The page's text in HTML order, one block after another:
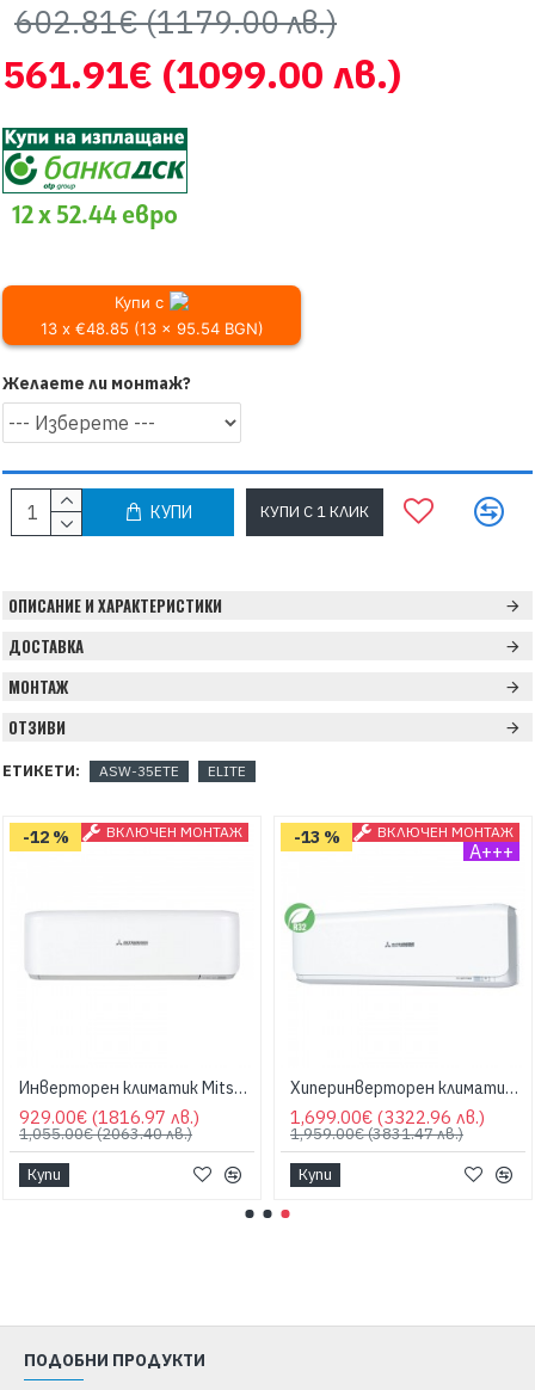
561.91€ (1099.00 лв.)
602.81€(1179.00 лв.)
Желаете ли монтаж?
КУПИ КУПИ С 1 КЛИК
12 x 52.44 евро
Купи с
13 x €48.85 (13 x 95.54 BGN)
ОПИСАНИЕ И ХАРАКТЕРИСТИКИ
ДОСТАВКА
МОНТАЖ
ОТЗИВИ
ЕТИКЕТИ: ASW-35ETE ELITE
ВКЛЮЧЕН МОНТАЖ
-12 %
Инверторен климатик Mitsubishi Heavy SRK20ZS-W/SRC20ZS-W PREMIUM, 7000 BTU, Клас A+++
929.00€ (1816.97 лв.)
1,055.00€(2063.40 лв.)
Купи
ВКЛЮЧЕН МОНТАЖ
A+++
-13 %
Хиперинверторен климатик Mitsubishi Heavy SRK35ZSX-W/SRC35ZSX-W DIAMOND, 12000 BTU, Клас A+++
1,699.00€ (3322.96 лв.)
1,959.00€(3831.47 лв.)
Купи
ПОДОБНИ ПРОДУКТИ